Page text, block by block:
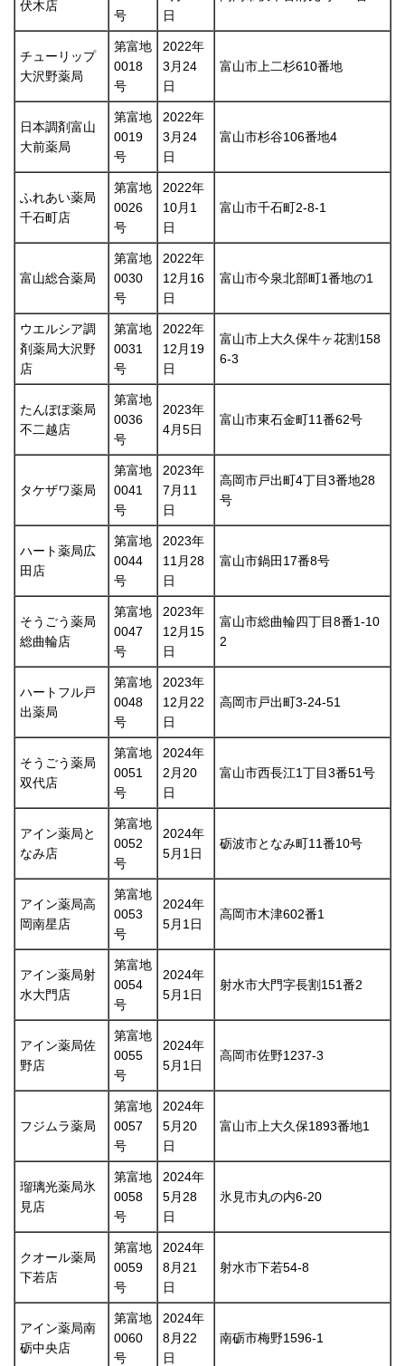
伏木店
号
日
チューリップ
大沢野薬局
第富地
0018
号
2022年
3月24
日
富山市上二杉610番地
日本調剤富山
大前薬局
第富地
0019
号
2022年
3月24
日
富山市杉谷106番地4
ふれあい薬局
千石町店
第富地
0026
号
2022年
10月1
日
富山市千石町2-8-1
富山総合薬局
第富地
0030
号
2022年
12月16
日
富山市今泉北部町1番地の1
ウエルシア調
剤薬局大沢野
店
第富地
0031
号
2022年
12月19
日
富山市上大久保牛ヶ花割158
6-3
たんぽぽ薬局
不二越店
第富地
0036
号
2023年
4月5日
富山市東石金町11番62号
タケザワ薬局
第富地
0041
号
2023年
7月11
日
高岡市戸出町4丁目3番地28
号
ハート薬局広
田店
第富地
0044
号
2023年
11月28
日
富山市鍋田17番8号
そうごう薬局
総曲輪店
第富地
0047
号
2023年
12月15
日
富山市総曲輪四丁目8番1-10
2
ハートフル戸
出薬局
第富地
0048
号
2023年
12月22
日
高岡市戸出町3-24-51
そうごう薬局
双代店
第富地
0051
号
2024年
2月20
日
富山市西長江1丁目3番51号
アイン薬局と
なみ店
第富地
0052
号
2024年
5月1日
砺波市となみ町11番10号
アイン薬局高
岡南星店
第富地
0053
号
2024年
5月1日
高岡市木津602番1
アイン薬局射
水大門店
第富地
0054
号
2024年
5月1日
射水市大門字長割151番2
アイン薬局佐
野店
第富地
0055
号
2024年
5月1日
高岡市佐野1237-3
フジムラ薬局
第富地
0057
号
2024年
5月20
日
富山市上大久保1893番地1
瑠璃光薬局氷
見店
第富地
0058
号
2024年
5月28
日
氷見市丸の内6-20
クオール薬局
下若店
第富地
0059
号
2024年
8月21
日
射水市下若54-8
アイン薬局南
砺中央店
第富地
0060
号
2024年
8月22
日
南砺市梅野1596-1